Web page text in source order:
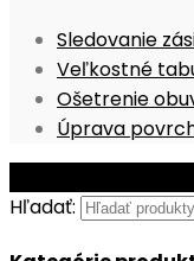
Sledovanie
Veľkostné
Ošetrenie
Úprava
Hľadať: